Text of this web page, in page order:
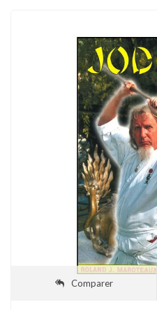
Comparer